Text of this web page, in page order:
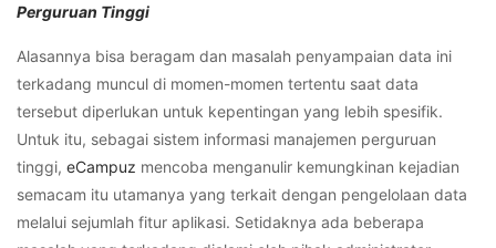
Perguruan Tinggi
Alasannya bisa beragam dan masalah penyampaian data ini
terkadang muncul di momen-momen tertentu saat data
tersebut diperlukan untuk kepentingan yang lebih spesifik.
Untuk itu, sebagai sistem informasi manajemen perguruan
tinggi, eCampuz mencoba menganulir kemungkinan kejadian
semacam itu utamanya yang terkait dengan pengelolaan data
melalui sejumlah fitur aplikasi. Setidaknya ada beberapa